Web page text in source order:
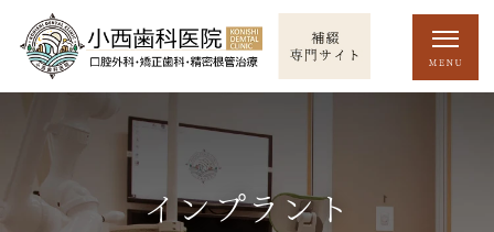
インプラント